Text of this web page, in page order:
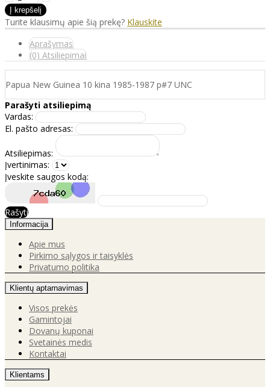
Turite klausimų apie šią prekę? Klauskite
Aprašymas
(0) Atsiliepimai
Papua New Guinea 10 kina 1985-1987 p#7 UNC
Parašyti atsiliepimą
Vardas:
El. pašto adresas:
Atsiliepimas:
Įvertinimas:
Įveskite saugos kodą:
Rašyti
Informacija
Apie mus
Pirkimo sąlygos ir taisyklės
Privatumo politika
Klientų aptarnavimas
Visos prekės
Gamintojai
Dovanų kuponai
Svetainės medis
Kontaktai
Klientams